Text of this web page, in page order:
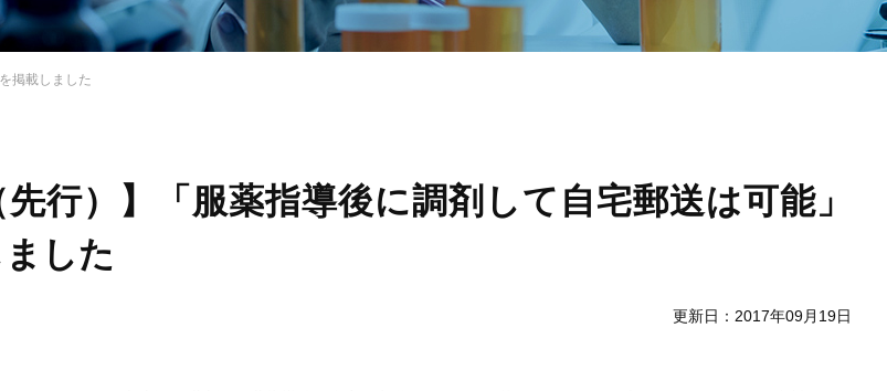
掲載しました
先行）】「服薬指導後に調剤して自宅郵送は可能」
した
更新日：2017年09月19日